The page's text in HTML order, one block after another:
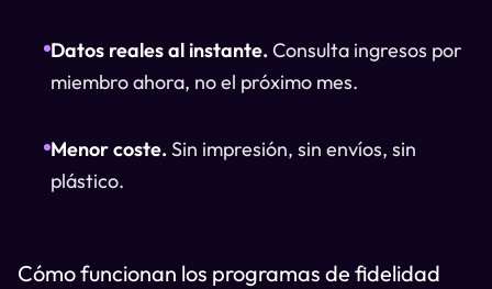
Datos reales al instante. Consulta ingresos por
miembro ahora, no el próximo mes.
Menor coste. Sin impresión, sin envíos, sin
plástico.
Cómo funcionan los programas de fidelidad